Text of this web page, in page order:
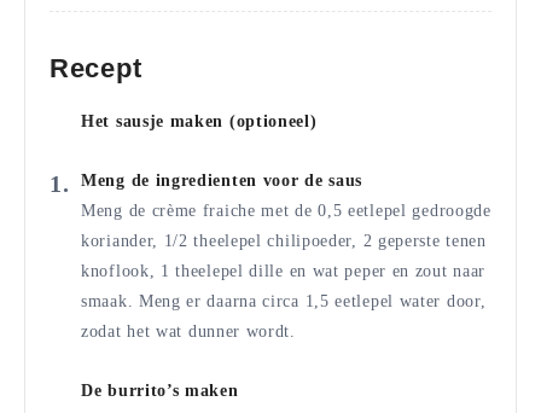
Recept
Het sausje maken (optioneel)
Meng de ingredienten voor de saus
Meng de crème fraiche met de 0,5 eetlepel gedroogde
koriander, 1/2 theelepel chilipoeder, 2 geperste tenen
knoflook, 1 theelepel dille en wat peper en zout naar
smaak. Meng er daarna circa 1,5 eetlepel water door,
zodat het wat dunner wordt.
De burrito’s maken